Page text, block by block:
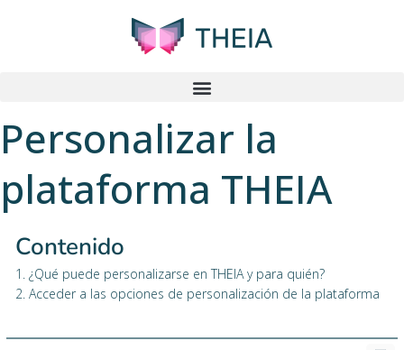
Personalizar la
plataforma THEIA
Contenido
1. ¿Qué puede personalizarse en THEIA y para quién?
2. Acceder a las opciones de personalización de la plataforma